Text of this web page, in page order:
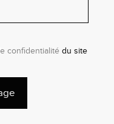
confidentialité du site